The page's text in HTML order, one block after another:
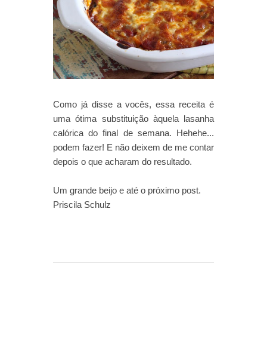
Como já disse a vocês, essa receita é
uma ótima substituição àquela lasanha
calórica do final de semana. Hehehe...
podem fazer! E não deixem de me contar
depois o que acharam do resultado.
Um grande beijo e até o próximo post.
Priscila Schulz